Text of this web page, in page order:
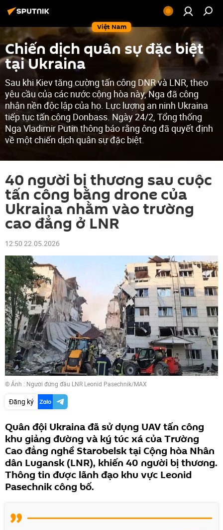
Việt Nam
Chiến dịch quân sự đặc biệt
tại Ukraina
Sau khi Kiev tăng cường tấn công DNR và LNR, theo
yêu cầu của các nước cộng hòa này, Nga đã công
nhận nền độc lập của họ. Lực lượng an ninh Ukraina
tiếp tục tấn công Donbass. Ngày 24/2, Tổng thống
Nga Vladimir Putin thông báo rằng ông đã quyết định
về một chiến dịch quân sự đặc biệt.
40 người bị thương sau cuộc
tấn công bằng drone của
Ukraina nhằm vào trường
cao đẳng ở LNR
12:50 22.05.2026
© Ảnh : Người đứng đầu LNR Leonid Pasechnik/MAX
Đăng ký
Quân đội Ukraina đã sử dụng UAV tấn công
khu giảng đường và ký túc xá của Trường
Cao đẳng nghề Starobelsk tại Cộng hòa Nhân
dân Lugansk (LNR), khiến 40 người bị thương.
Thông tin được lãnh đạo khu vực Leonid
Pasechnik công bố.